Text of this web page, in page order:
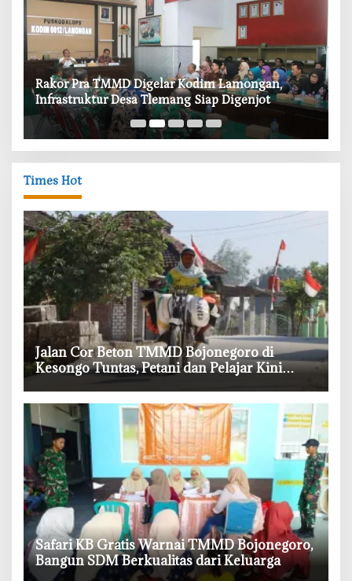
‎Rakor Pra TMMD Digelar Kodim Lamongan,
Infrastruktur Desa Tlemang Siap Digenjot
Times Hot
‎Jalan Cor Beton TMMD Bojonegoro di
Kesongo Tuntas, Petani dan Pelajar Kini
‎Safari KB Gratis Warnai TMMD Bojonegoro,
Bangun SDM Berkualitas dari Keluarga